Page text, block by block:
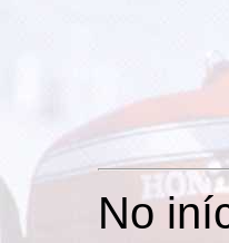
No